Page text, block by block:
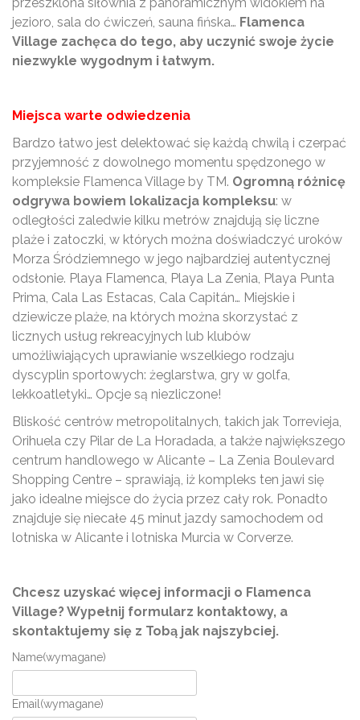
jezioro, sala do ćwiczeń, sauna fińska… Flamenca
Village zachęca do tego, aby uczynić swoje życie
niezwykle wygodnym i łatwym.
Miejsca warte odwiedzenia
Bardzo łatwo jest delektować się każdą chwilą i czerpać
przyjemność z dowolnego momentu spędzonego w
kompleksie Flamenca Village by TM. Ogromną różnicę
odgrywa bowiem lokalizacja kompleksu: w
odległości zaledwie kilku metrów znajdują się liczne
plaże i zatoczki, w których można doświadczyć uroków
Morza Śródziemnego w jego najbardziej autentycznej
odsłonie. Playa Flamenca, Playa La Zenia, Playa Punta
Prima, Cala Las Estacas, Cala Capitán… Miejskie i
dziewicze plaże, na których można skorzystać z
licznych usług rekreacyjnych lub klubów
umożliwiających uprawianie wszelkiego rodzaju
dyscyplin sportowych: żeglarstwa, gry w golfa,
lekkoatletyki… Opcje są niezliczone!
Bliskość centrów metropolitalnych, takich jak Torrevieja,
Orihuela czy Pilar de La Horadada, a także największego
centrum handlowego w Alicante – La Zenia Boulevard
Shopping Centre – sprawiają, iż kompleks ten jawi się
jako idealne miejsce do życia przez cały rok. Ponadto
znajduje się niecałe 45 minut jazdy samochodem od
lotniska w Alicante i lotniska Murcia w Corverze.
Chcesz uzyskać więcej informacji o Flamenca
Village? Wypełnij formularz kontaktowy, a
skontaktujemy się z Tobą jak najszybciej.
Name(wymagane)
Email (wymagane)